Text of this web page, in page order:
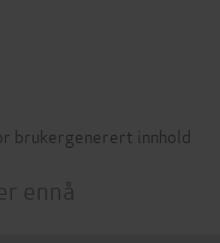
brukergenerert innhold
ennå